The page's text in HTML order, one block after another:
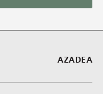
AZADEA